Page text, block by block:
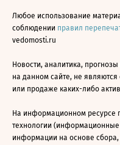
Любое использование
соблюдении правил
vedomosti.ru
Новости, аналитика,
на данном сайте, не
или продаже каких-либо
На информационном ресурсе
технологии (информационные
информации на основе